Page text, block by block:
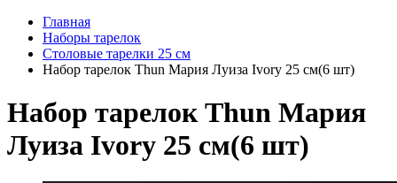
Главная
Наборы тарелок
Столовые тарелки 25 см
Набор тарелок Thun Мария Луиза Ivory 25 см(6 шт)
Набор тарелок Thun Мария
Луиза Ivory 25 см(6 шт)